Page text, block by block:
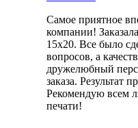
Самое приятное
компании!
15х20. Все было
вопросов, а
дружелюбный
заказа. Результат
Рекомендую всем
печати!